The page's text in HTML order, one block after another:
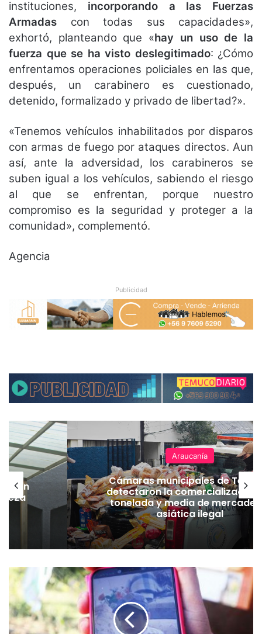
instituciones, incorporando a las Fuerzas
Armadas con todas sus capacidades»,
exhortó, planteando que «hay un uso de la
fuerza que se ha visto deslegitimado: ¿Cómo
enfrentamos operaciones policiales en las que,
después, un carabinero es cuestionado,
detenido, formalizado y privado de libertad?».
«Tenemos vehículos inhabilitados por disparos
con armas de fuego por ataques directos. Aun
así, ante la adversidad, los carabineros se
suben igual a los vehículos, sabiendo el riesgo
al que se enfrentan, porque nuestro
compromiso es la seguridad y proteger a la
comunidad», complementó.
Agencia
Publicidad
Araucanía
Cámaras municipales de
detectaron la comercialización
tonelada y media de
asiática ilegal
C
n
i
m